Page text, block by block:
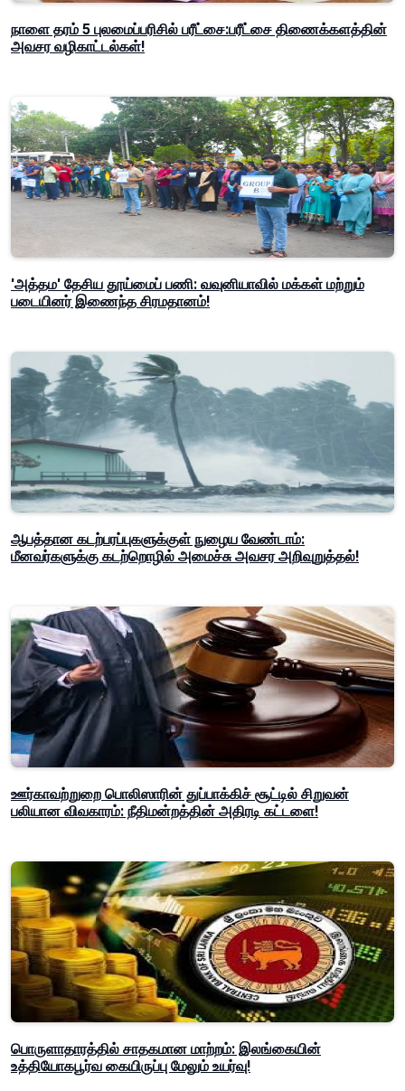
நாளை தரம் 5 புலமைப்பரிசில் பரீட்சை:பரீட்சை திணைக்களத்தின்
அவசர வழிகாட்டல்கள்!
'அத்தம' தேசிய தூய்மைப் பணி: வவுனியாவில் மக்கள் மற்றும்
படையினர் இணைந்த சிரமதானம்!
ஆபத்தான கடற்பரப்புகளுக்குள் நுழைய வேண்டாம்:
மீனவர்களுக்கு கடற்றொழில் அமைச்சு அவசர அறிவுறுத்தல்!
ஊர்காவற்றுறை பொலிஸாரின் துப்பாக்கிச் சூட்டில் சிறுவன்
பலியான விவகாரம்: நீதிமன்றத்தின் அதிரடி கட்டளை!
பொருளாதாரத்தில் சாதகமான மாற்றம்: இலங்கையின்
உத்தியோகபூர்வ கையிருப்பு மேலும் உயர்வு!